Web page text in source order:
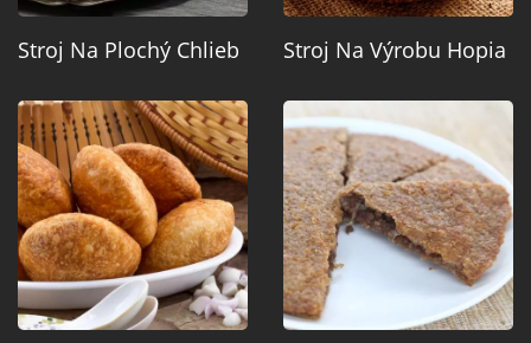
Stroj Na Plochý Chlieb Stroj Na Výrobu Hopia